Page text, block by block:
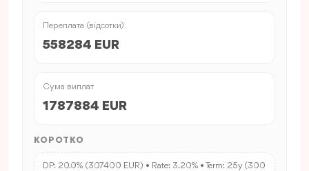
Переплата (відсотки)
558284 EUR
Сума виплат
1787884 EUR
КОРОТКО
DP: 20.0% (307400 EUR) • Rate: 3.20% • Term: 25y (300